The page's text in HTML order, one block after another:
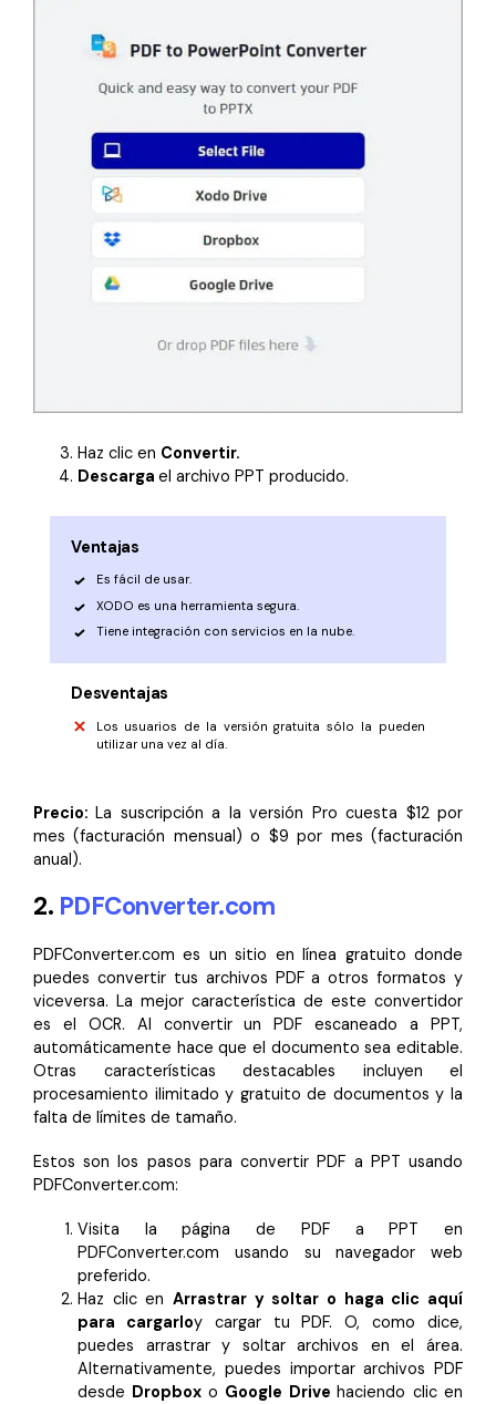
Haz clic en Convertir.
Descarga el archivo PPT producido.
Ventajas
Es fácil de usar.
XODO es una herramienta segura.
Tiene integración con servicios en la nube.
Desventajas
Los usuarios de la versión gratuita sólo la pueden
utilizar una vez al día.
Precio: La suscripción a la versión Pro cuesta $12 por
mes (facturación mensual) o $9 por mes (facturación
anual).
2. PDFConverter.com
PDFConverter.com es un sitio en línea gratuito donde
puedes convertir tus archivos PDF a otros formatos y
viceversa. La mejor característica de este convertidor
es el OCR. Al convertir un PDF escaneado a PPT,
automáticamente hace que el documento sea editable.
Otras características destacables incluyen el
procesamiento ilimitado y gratuito de documentos y la
falta de límites de tamaño.
Estos son los pasos para convertir PDF a PPT usando
PDFConverter.com:
Visita la página de PDF a PPT en
PDFConverter.com usando su navegador web
preferido.
Haz clic en Arrastrar y soltar o haga clic aquí
para cargarloy cargar tu PDF. O, como dice,
puedes arrastrar y soltar archivos en el área.
Alternativamente, puedes importar archivos PDF
desde Dropbox o Google Drive haciendo clic en